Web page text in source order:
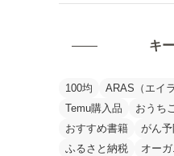
キ
100均 ARAS（エイラ
Temu購入品
おうち
おすすめ書籍
がん
ふるさと納税
オー